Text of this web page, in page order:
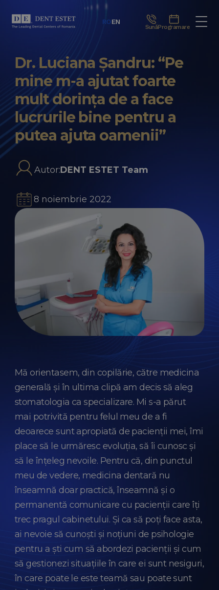
ROEN
SunăProgramare
Dr. Luciana Șandru: “Pe
mine m-a ajutat foarte
mult dorința de a face
lucrurile bine pentru a
putea ajuta oamenii”
Autor:DENT ESTET Team
8 noiembrie 2022
Mă orientasem, din copilărie, către medicina
generală și în ultima clipă am decis să aleg
stomatologia ca specializare. Mi s-a părut
mai potrivită pentru felul meu de a fi
deoarece sunt apropiată de pacienții mei, îmi
place să le urmăresc evoluția, să îi cunosc și
să le înțeleg nevoile. Pentru că, din punctul
meu de vedere, medicina dentară nu
înseamnă doar practică, înseamnă și o
permanentă comunicare cu pacienții care îți
trec pragul cabinetului. Și ca să poți face asta,
ai nevoie să cunoști și noțiuni de psihologie
pentru a ști cum să abordezi pacienții și cum
să gestionezi situațiile în care ei sunt nesiguri,
în care poate le este teamă sau poate sunt